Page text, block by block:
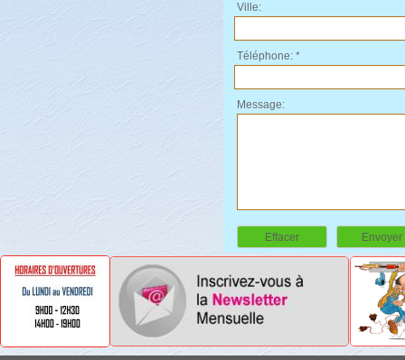
Ville:
Téléphone: *
Message:
Effacer Envoyer